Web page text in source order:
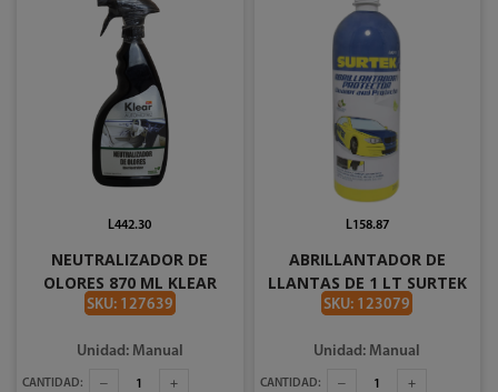
NEUTRALIZADOR DE
OLORES 870 ML KLEAR
SKU: 127639
L442.30
Unidad: Manual
CANTIDAD:
ABRILLANTADOR DE
LLANTAS DE 1 LT SURTEK
DA011
SKU: 123079
L158.87
Unidad: Manual
CANTIDAD: